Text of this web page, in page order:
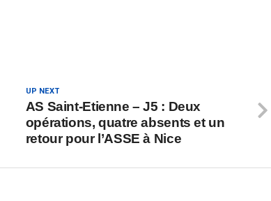
UP NEXT
AS Saint-Etienne – J5 : Deux
opérations, quatre absents et un
retour pour l’ASSE à Nice